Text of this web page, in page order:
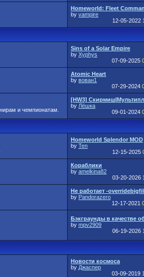
Homeworld: Fleet
by vampire
12-05-2022
Sins of a Solar Empire
by Xyphys
07-09-2025
Atomic Heart
by вован1
07-29-2024
и чемпионатам.
[HW3]
by Лёшка
09-01-2024
Homeworld Splendor MOD
by Ten
12-15-2025
Кораблики
by amelkina82
03-20-2026
Не работает -
by Pandorazero
12-17-2021
Бэкграунды в качестве
by mpv2909
06-19-2026
Новости космоса
by Джаспер
03-09-2019